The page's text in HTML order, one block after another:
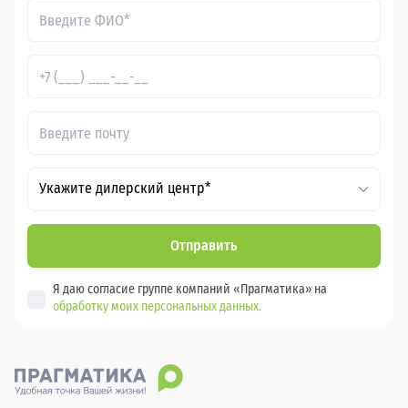
Укажите дилерский центр*
Отправить
Я даю согласие группе компаний «Прагматика» на
обработку моих персональных данных.